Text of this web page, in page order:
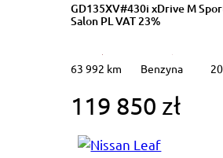
GD135XV#430i xDrive M
Salon PL VAT 23%
63 992 km Benzyna
119 850 zł